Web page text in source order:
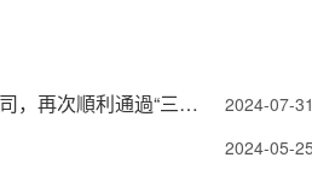
2024-07-31
科技賦能，資源再生-河南中再生科技有限公司，再次順利通過“三標管理體系”認證
2024-05-25